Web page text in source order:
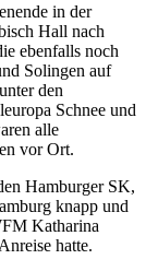
in der
Hall nach
ebenfalls noch
Solingen auf
den
Schnee und
alle
vor Ort.
Hamburger SK,
knapp und
Katharina
hatte.